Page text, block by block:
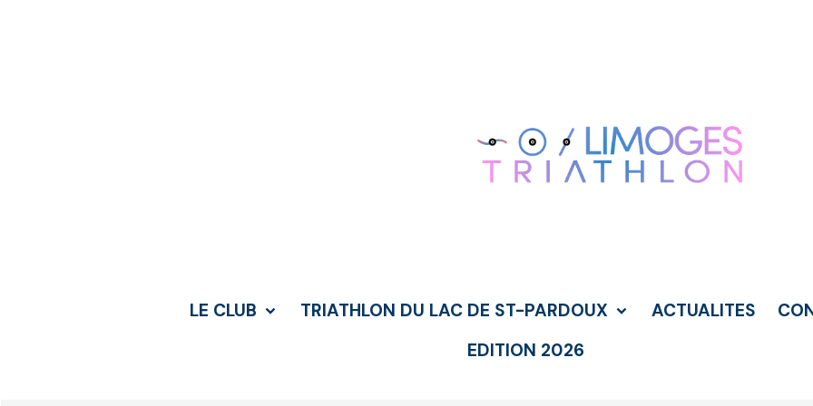
LE CLUB TRIATHLON DU LAC DE ST-PARDOUX ACTUALITES
EDITION 2026